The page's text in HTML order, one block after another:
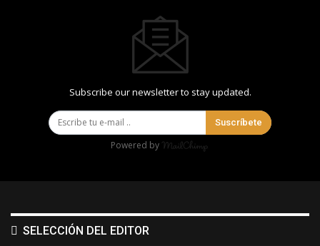
Subscribe our newsletter to stay updated.
Suscríbete
Powered by
SELECCIÓN DEL EDITOR